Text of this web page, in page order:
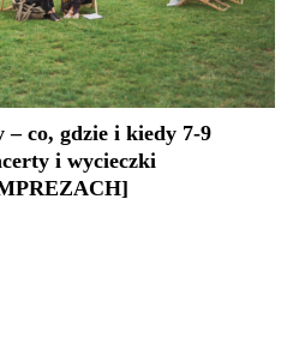
– co, gdzie i kiedy 7-9
i wycieczki